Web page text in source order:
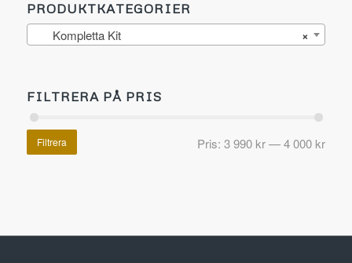
PRODUKTKATEGORIER
×
Kompletta Kit
FILTRERA PÅ PRIS
Filtrera Pris:3 990 kr—4 000 kr